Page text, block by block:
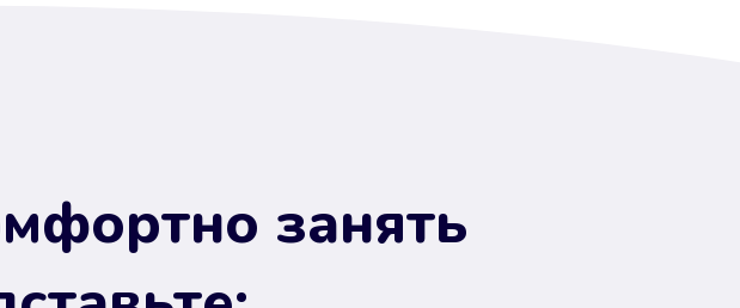
занять